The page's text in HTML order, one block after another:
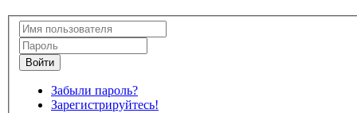
Забыли пароль?
Зарегистрируйтесь!